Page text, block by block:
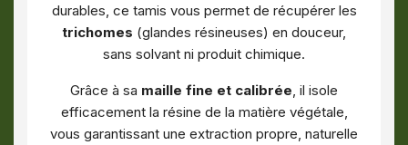
durables, ce tamis vous permet de récupérer les
trichomes (glandes résineuses) en douceur,
sans solvant ni produit chimique.
Grâce à sa maille fine et calibrée, il isole
efficacement la résine de la matière végétale,
vous garantissant une extraction propre, naturelle